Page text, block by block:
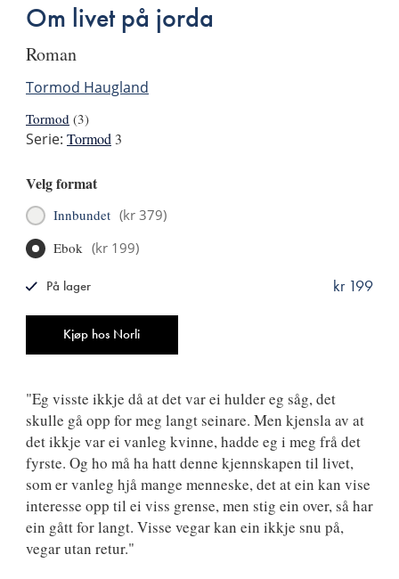
Om livet på jorda
roman
Tormod Haugland
Tormod (3)
Serie: Tormod 3
Velg format
Innbundet (kr 379)
Ebok (kr 199)
Kjøp hos Norli
kr 199
På lager
"Eg visste ikkje då at det var ei hulder eg såg, det
skulle gå opp for meg langt seinare. Men kjensla av at
det ikkje var ei vanleg kvinne, hadde eg i meg frå det
fyrste. Og ho må ha hatt denne kjennskapen til livet,
som er vanleg hjå mange menneske, det at ein kan vise
interesse opp til ei viss grense, men stig ein over, så har
ein gått for langt. Visse vegar kan ein ikkje snu på,
vegar utan retur."